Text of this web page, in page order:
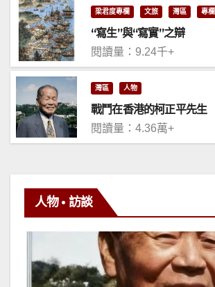
梁君度專欄 文旅 灣區 專欄
“寫生”與“寫實”之辯
閱讀量：9.24千+
灣區 人物
戰鬥在香港的柯正平先生
閱讀量：4.36萬+
人物 • 訪談